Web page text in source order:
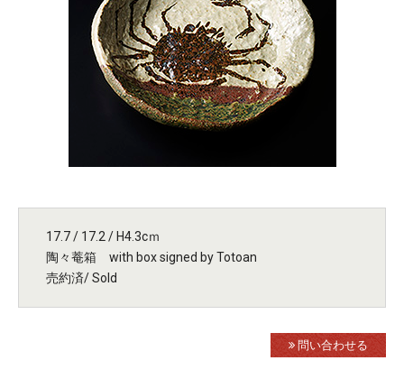
17.7 / 17.2 / H4.3cｍ
陶々菴箱 with box signed by Totoan
売約済/ Sold
問い合わせる